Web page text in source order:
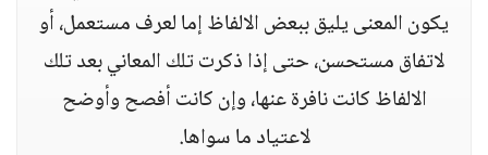
يكون المعنى يليق ببعض الالفاظ إما لعرف مستعمل، أو
لاتفاق مستحسن، حتى إذا ذكرت تلك المعاني بعد تلك
الالفاظ كانت نافرة عنها، وإن كانت أفصح وأوضح
لاعتياد ما سواها.